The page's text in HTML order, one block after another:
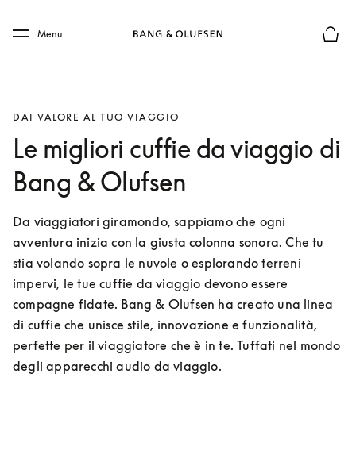
Skip to main footer
Menu
DAI VALORE AL TUO VIAGGIO
Le migliori cuffie da viaggio di
Bang & Olufsen
Da viaggiatori giramondo, sappiamo che ogni
avventura inizia con la giusta colonna sonora. Che tu
stia volando sopra le nuvole o esplorando terreni
impervi, le tue cuffie da viaggio devono essere
compagne fidate. Bang & Olufsen ha creato una linea
di cuffie che unisce stile, innovazione e funzionalità,
perfette per il viaggiatore che è in te. Tuffati nel mondo
degli apparecchi audio da viaggio.